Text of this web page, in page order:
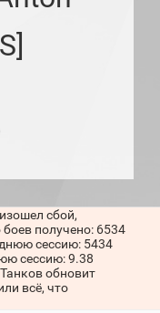
сбой,
получено: 6534
сессию: 5434
сессию: 9.38
обновит
всё, что